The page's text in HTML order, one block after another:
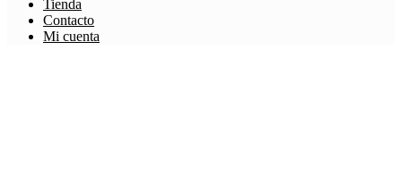
Tienda
Contacto
Mi cuenta